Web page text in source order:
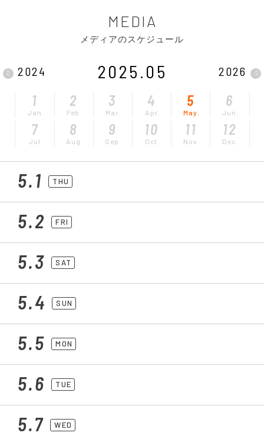
MEDIA
メディアのスケジュール
2024 2025.05 2026
1
Jan.
2
Feb.
3
Mar.
4
Apr.
5
May.
6
Jun.
7
Jul.
8
Aug.
9
Sep.
10
Oct.
11
Nov.
12
Dec.
5.1 THU
5.2 FRI
5.3 SAT
5.4 SUN
5.5 MON
5.6 TUE
5.7 WED